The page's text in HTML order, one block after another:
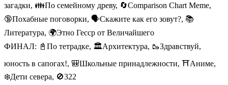
загадки, 👪По семейному древу, 🔄Comparison Chart Meme,
🔞Похабные поговорки, 🗣️Скажите как его зовут?, 📚
Литература, 🌍Этно Гесср от Величайшего
ФИНАЛ: 📓По тетрадке, 🏛️Архитектура, 🥾Здравствуй,
юность в сапогах!, 🎒Школьные принадлежности, ⛩️Аниме,
❄️Дети севера, 🚫322